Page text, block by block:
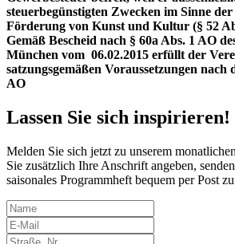
steuerbegünstigten Zwecken im Sinne
Förderung von Kunst und Kultur (§ 52
Gemäß Bescheid nach § 60a Abs. 1 AO
München vom 06.02.2015 erfüllt der
satzungsgemäßen Voraussetzungen nach
AO
Lassen Sie sich inspirieren!
Melden Sie sich jetzt zu unserem
Sie zusätzlich Ihre Anschrift angeben,
saisonales Programmheft bequem per Post